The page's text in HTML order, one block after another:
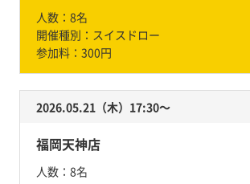
人数： 8名
開催種別： スイスドロー
参加料： 300円
2026.05.21（木）17:30〜
福岡天神店
人数： 8名